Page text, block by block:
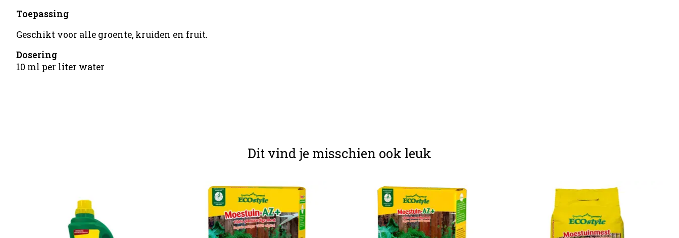
Toepassing
Geschikt voor alle groente, kruiden en fruit.
Dosering
10 ml per liter water
Dit vind je misschien ook leuk